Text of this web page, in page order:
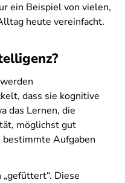
ein Beispiel von vielen,
heute vereinfacht.
dass sie kognitive
das Lernen, die
möglichst gut
bestimmte Aufgaben
Diese